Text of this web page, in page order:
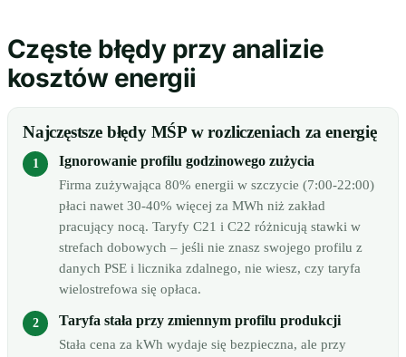
Częste błędy przy analizie
kosztów energii
Najczęstsze błędy MŚP w rozliczeniach za energię
Ignorowanie profilu godzinowego zużycia
Firma zużywająca 80% energii w szczycie (7:00-22:00)
płaci nawet 30-40% więcej za MWh niż zakład
pracujący nocą. Taryfy C21 i C22 różnicują stawki w
strefach dobowych – jeśli nie znasz swojego profilu z
danych PSE i licznika zdalnego, nie wiesz, czy taryfa
wielostrefowa się opłaca.
Taryfa stała przy zmiennym profilu produkcji
Stała cena za kWh wydaje się bezpieczna, ale przy